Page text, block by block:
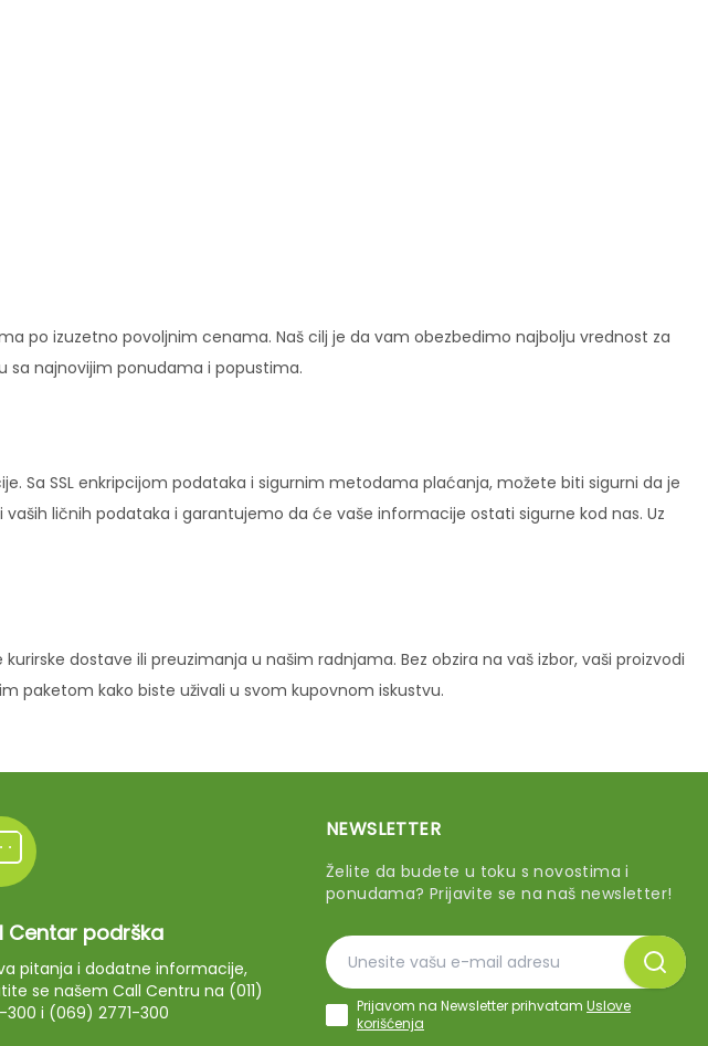
po izuzetno povoljnim cenama. Naš cilj je da vam obezbedimo najbolju vrednost za
sa najnovijim ponudama i popustima.
Sa SSL enkripcijom podataka i sigurnim metodama plaćanja, možete biti sigurni da je
ličnih podataka i garantujemo da će vaše informacije ostati sigurne kod nas. Uz
dostave ili preuzimanja u našim radnjama. Bez obzira na vaš izbor, vaši proizvodi
paketom kako biste uživali u svom kupovnom iskustvu.
Centar podrška
pitanja i dodatne informacije,
se našem Call Centru na (011)
300 i (069) 2771-300
NEWSLETTER
Želite da budete u toku s novostima i
ponudama? Prijavite se na naš newsletter!
Prijavom na Newsletter prihvatam Uslove
korišćenja